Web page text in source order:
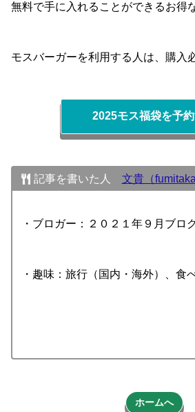
無料で手に入れることができるお得
モスバーガーを利用する人は、購入
2025モス福袋を予
記事を書いた人 文貴（fumitaka
・ブロガー：２０２１年９月ブロ
・趣味：旅行（国内・海外）、食
ホームへ